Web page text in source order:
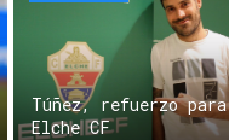
Túñez, refuerzo
Elche CF